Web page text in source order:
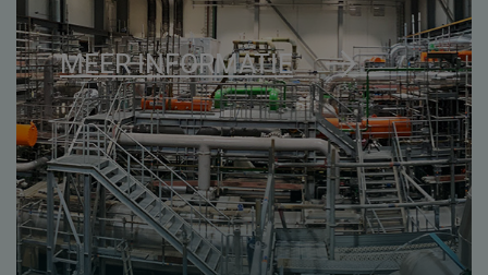
MEER INFORMATIE